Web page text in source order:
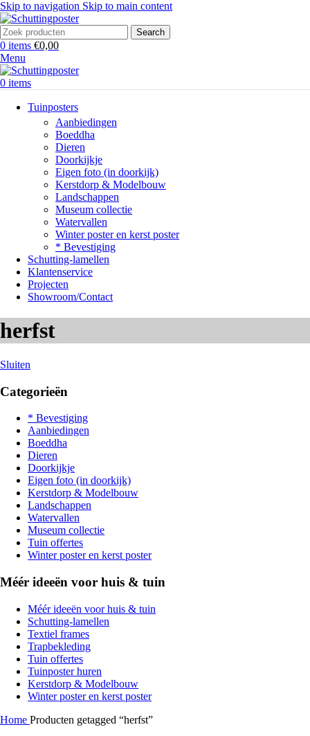
Skip to navigation Skip to main content
Search
0 items €0,00
Menu
0 items
Tuinposters
Aanbiedingen
Boeddha
Dieren
Doorkijkje
Eigen foto (in doorkijk)
Kerstdorp & Modelbouw
Landschappen
Museum collectie
Watervallen
Winter poster en kerst poster
* Bevestiging
Schutting-lamellen
Klantenservice
Projecten
Showroom/Contact
herfst
Sluiten
Categorieën
* Bevestiging
Aanbiedingen
Boeddha
Dieren
Doorkijkje
Eigen foto (in doorkijk)
Kerstdorp & Modelbouw
Landschappen
Watervallen
Museum collectie
Tuin offertes
Winter poster en kerst poster
Méér ideeën voor huis & tuin
Méér ideeën voor huis & tuin
Schutting-lamellen
Textiel frames
Trapbekleding
Tuin offertes
Tuinposter huren
Kerstdorp & Modelbouw
Winter poster en kerst poster
Home Producten getagged “herfst”